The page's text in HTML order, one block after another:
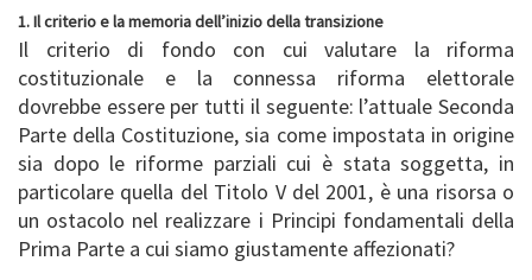
1. Il criterio e la memoria dell’inizio della transizione
Il criterio di fondo con cui valutare la riforma
costituzionale e la connessa riforma elettorale
dovrebbe essere per tutti il seguente: l’attuale Seconda
Parte della Costituzione, sia come impostata in origine
sia dopo le riforme parziali cui è stata soggetta, in
particolare quella del Titolo V del 2001, è una risorsa o
un ostacolo nel realizzare i Principi fondamentali della
Prima Parte a cui siamo giustamente affezionati?